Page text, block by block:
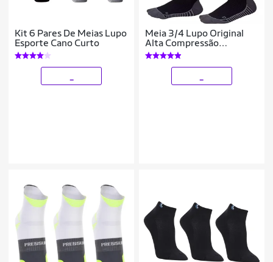
Kit 6 Pares De Meias Lupo
Esporte Cano Curto
Meia 3/4 Lupo Original
Alta Compressão
Circulação Cano Super
Alto Longo Masculino
Feminino